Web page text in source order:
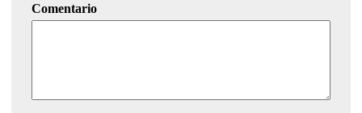
Comentario